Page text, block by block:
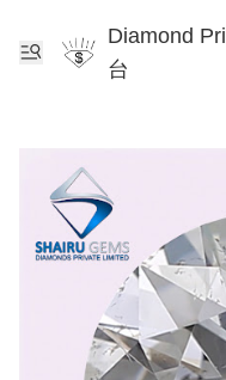
Diamond
台